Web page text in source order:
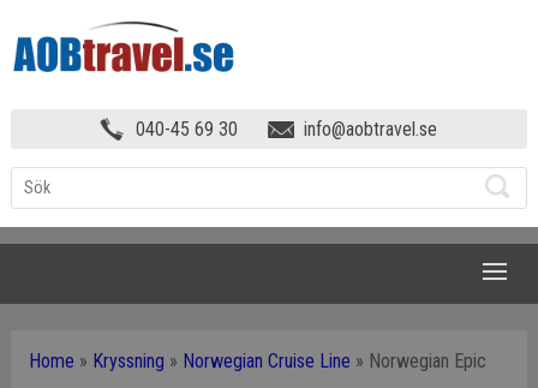
040-45 69 30 info@aobtravel.se
Home » Kryssning » Norwegian Cruise Line » Norwegian Epic